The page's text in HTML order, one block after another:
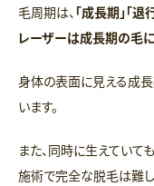
毛周期は、 「成長期」「
レーザーは成長期の毛
身体の表面に見える成
います。
また、同時に生えてい
施術で完全な脱毛は難し